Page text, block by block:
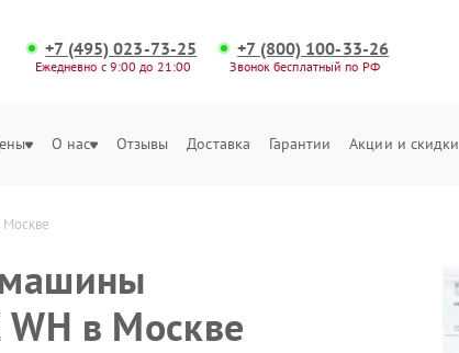
+7 (495) 023-73-25
Ежедневно с 9:00 до 21:00
+7 (800) 100-33-26
Звонок бесплатный по РФ
О нас Отзывы Доставка Гарантии Акции и скидки
машины
WH в Москве